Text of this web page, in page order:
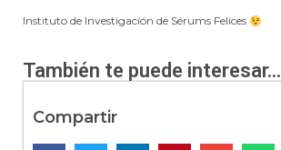
Instituto de Investigación de Sérums Felices
También te puede interesar...
Compartir